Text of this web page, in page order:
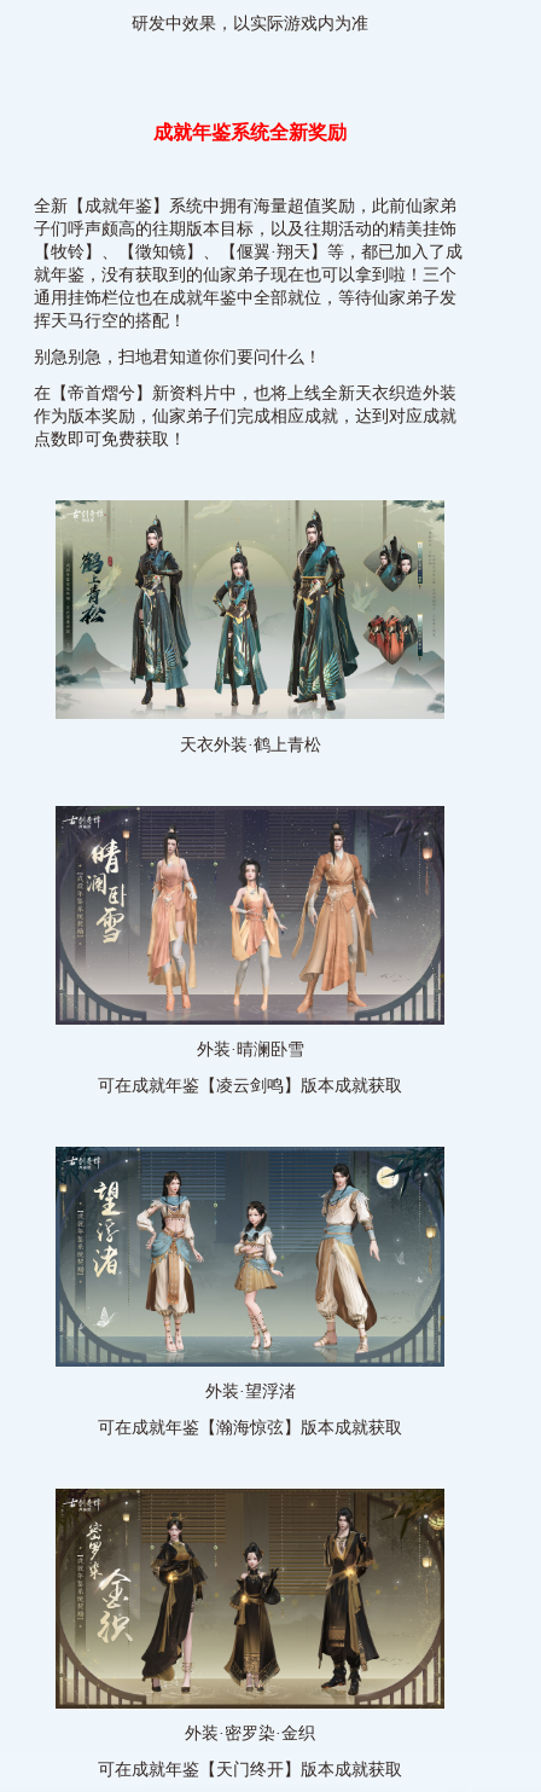
研发中效果，以实际游戏内为准
成就年鉴系统全新奖励
全新【成就年鉴】系统中拥有海量超值奖励，此前仙家弟
子们呼声颇高的往期版本目标，以及往期活动的精美挂饰
【牧铃】、【徵知镜】、【偃翼·翔天】等，都已加入了成
就年鉴，没有获取到的仙家弟子现在也可以拿到啦！三个
通用挂饰栏位也在成就年鉴中全部就位，等待仙家弟子发
挥天马行空的搭配！
别急别急，扫地君知道你们要问什么！
在【帝首熠兮】新资料片中，也将上线全新天衣织造外装
作为版本奖励，仙家弟子们完成相应成就，达到对应成就
点数即可免费获取！
天衣外装·鹤上青松
外装·晴澜卧雪
可在成就年鉴【凌云剑鸣】版本成就获取
外装·望浮渚
可在成就年鉴【瀚海惊弦】版本成就获取
外装·密罗染·金织
可在成就年鉴【天门终开】版本成就获取